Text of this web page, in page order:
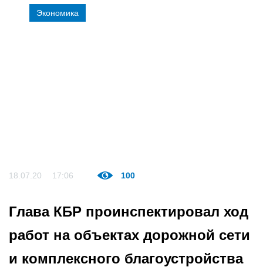
Экономика
18.07.20 17:06 100
Глава КБР проинспектировал ход
работ на объектах дорожной сети
и комплексного благоустройства